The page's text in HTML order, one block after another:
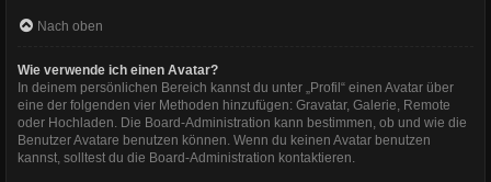
Nach oben
Wie verwende ich einen Avatar?
In deinem persönlichen Bereich kannst du unter „Profil“ einen Avatar über
eine der folgenden vier Methoden hinzufügen: Gravatar, Galerie, Remote
oder Hochladen. Die Board-Administration kann bestimmen, ob und wie die
Benutzer Avatare benutzen können. Wenn du keinen Avatar benutzen
kannst, solltest du die Board-Administration kontaktieren.